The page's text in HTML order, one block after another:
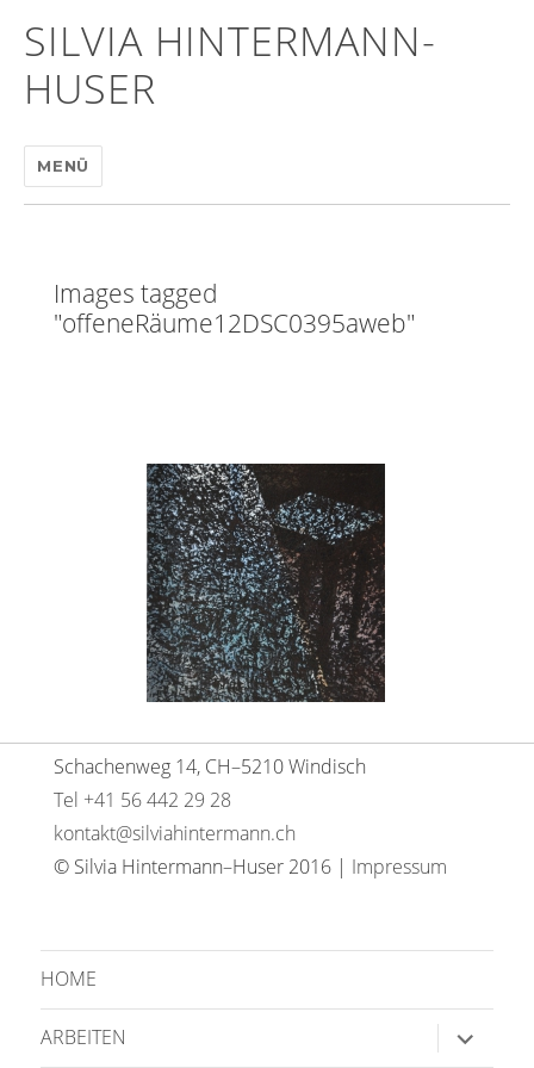
SILVIA HINTERMANN-
HUSER
MENÜ
Images tagged
"offeneRäume12DSC0395aweb"
Schachenweg 14, CH–5210 Windisch
Tel +41 56 442 29 28
kontakt@silviahintermann.ch
© Silvia Hintermann–Huser 2016 | Impressum
HOME
ARBEITEN